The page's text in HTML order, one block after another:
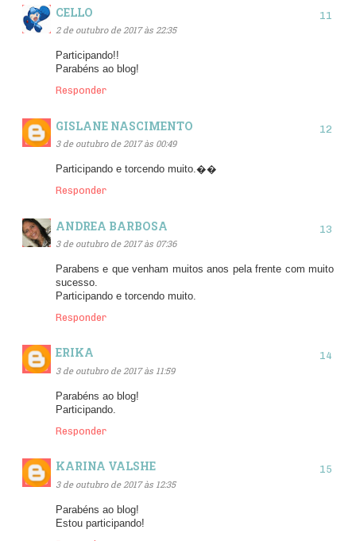
CELLO
2 de outubro de 2017 às 22:35
Participando!!
Parabéns ao blog!
Responder
GISLANE NASCIMENTO
3 de outubro de 2017 às 00:49
Participando e torcendo muito.��
Responder
ANDREA BARBOSA
3 de outubro de 2017 às 07:36
Parabens e que venham muitos anos pela frente com muito
sucesso.
Participando e torcendo muito.
Responder
ERIKA
3 de outubro de 2017 às 11:59
Parabéns ao blog!
Participando.
Responder
KARINA VALSHE
3 de outubro de 2017 às 12:35
Parabéns ao blog!
Estou participando!